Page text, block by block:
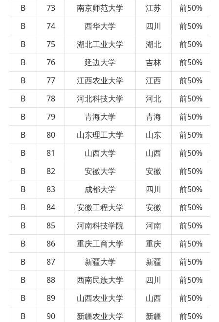
B
73 南京师范大学 江苏
前50%
B
74 西华大学 四川
前50%
B
75 湖北工业大学 湖北
前50%
B
76 延边大学 吉林
前50%
B
77 江西农业大学 江西
前50%
B
78 河北科技大学 河北
前50%
B
79 青海大学 青海
前50%
B
80 山东理工大学 山东
前50%
B
81 山西大学 山西
前50%
B
82 安徽大学 安徽
前50%
B
83 成都大学 四川
前50%
B
84 安徽工程大学 安徽
前50%
B
85 河南科技学院 河南
前50%
B
86 重庆工商大学 重庆
前50%
B
87 新疆大学 新疆
前50%
B
88 西南民族大学 四川
前50%
B
89 山西农业大学 山西
前50%
B
90 新疆农业大学 新疆
前50%